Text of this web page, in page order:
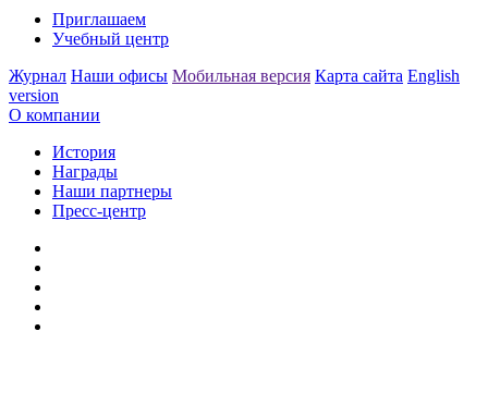
Приглашаем
Учебный центр
Журнал Наши офисы Мобильная версия Карта сайта English
version
О компании
История
Награды
Наши партнеры
Пресс-центр